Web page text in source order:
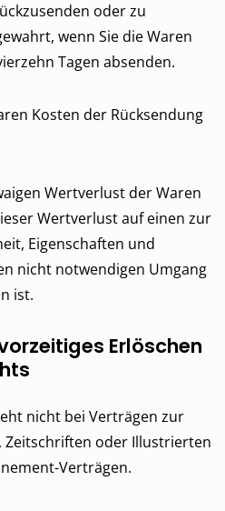
oder zu
wenn Sie die Waren
Tagen absenden.
Kosten der Rücksendung
Wertverlust der Waren
Wertverlust auf einen zur
Eigenschaften und
nicht notwendigen Umgang
ist.
Erlöschen
nicht bei Verträgen zur
Zeitschriften oder Illustrierten
Verträgen.